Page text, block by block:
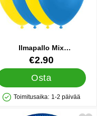
Ilmapallo Mix
Sininen/Keltainen 10 kpl
40976
€2.90
Osta
Saatavuus: Varastossa
Toimitusaika: 1-2 päivää